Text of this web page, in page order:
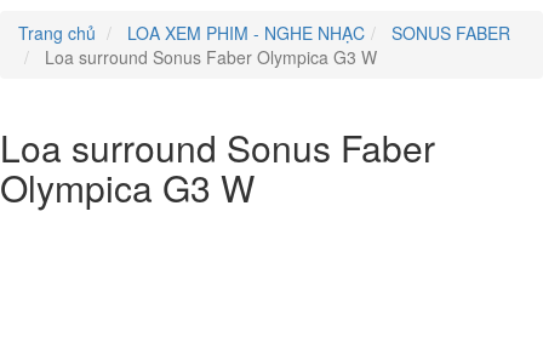
Trang chủ
LOA XEM PHIM - NGHE NHẠC
SONUS FABER
Loa surround Sonus Faber Olympica G3 W
Loa surround Sonus Faber
Olympica G3 W